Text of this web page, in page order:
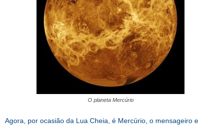
O planeta Mercúrio
Agora, por ocasião da Lua Cheia, é Mercúrio, o mensageiro e